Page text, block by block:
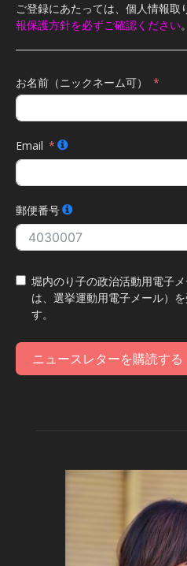
ご登録にあたっては、個人情報取
報保護方針を必ずご確認ください。
お名前（ニックネーム可）
Email
郵便番号
堀内のり子の政治活動用電子
は、選挙運動用電子メール）
す。
ニュースレターを購読する